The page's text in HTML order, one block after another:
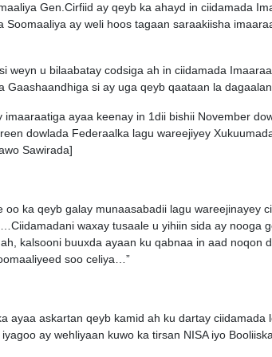
Gen.Cirfiid ay qeyb ka ahayd in ciidamada
Soomaaliya ay weli hoos tagaan saraakiisha
weyn u bilaabatay codsiga ah in ciidamada
Gaashaandhiga si ay uga qeyb qaataan la
imaaraatiga ayaa keenay in 1dii bishii November
dowlada Federaalka lagu wareejiyey
Sawirada]
oo ka qeyb galay munaasabadii lagu wareejinayey
waxay tusaale u yihiin sida ay nooga
kalsooni buuxda ayaan ku qabnaa in aad noqon
soo celiya…”
ayaa askartan qeyb kamid ah ku dartay ciidamada
ay wehliyaan kuwo ka tirsan NISA iyo Booliiska.